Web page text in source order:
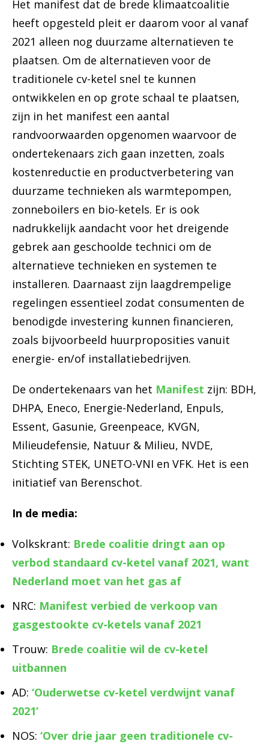
Het manifest dat de brede klimaatcoalitie
heeft opgesteld pleit er daarom voor al vanaf
2021 alleen nog duurzame alternatieven te
plaatsen. Om de alternatieven voor de
traditionele cv-ketel snel te kunnen
ontwikkelen en op grote schaal te plaatsen,
zijn in het manifest een aantal
randvoorwaarden opgenomen waarvoor de
ondertekenaars zich gaan inzetten, zoals
kostenreductie en productverbetering van
duurzame technieken als warmtepompen,
zonneboilers en bio-ketels. Er is ook
nadrukkelijk aandacht voor het dreigende
gebrek aan geschoolde technici om de
alternatieve technieken en systemen te
installeren. Daarnaast zijn laagdrempelige
regelingen essentieel zodat consumenten de
benodigde investering kunnen financieren,
zoals bijvoorbeeld huurproposities vanuit
energie- en/of installatiebedrijven.
De ondertekenaars van het Manifest zijn: BDH,
DHPA, Eneco, Energie-Nederland, Enpuls,
Essent, Gasunie, Greenpeace, KVGN,
Milieudefensie, Natuur & Milieu, NVDE,
Stichting STEK, UNETO-VNI en VFK. Het is een
initiatief van Berenschot.
In de media:
Volkskrant: Brede coalitie dringt aan op
verbod standaard cv-ketel vanaf 2021, want
Nederland moet van het gas af
NRC: Manifest verbied de verkoop van
gasgestookte cv-ketels vanaf 2021
Trouw: Brede coalitie wil de cv-ketel
uitbannen
​AD: ‘Ouderwetse cv-ketel verdwijnt vanaf
2021’
NOS: ‘Over drie jaar geen traditionele cv-